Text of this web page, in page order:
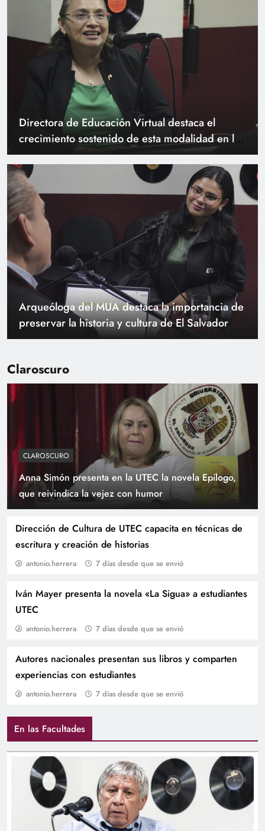
Claroscuro
CLAROSCURO
Anna Simón presenta en la UTEC la novela Epílogo,
que reivindica la vejez con humor
Dirección de Cultura de UTEC capacita en técnicas de
escritura y creación de historias
antonio.herrera 7 días desde que se envió
Iván Mayer presenta la novela «La Sigua» a estudiantes
UTEC
antonio.herrera 7 días desde que se envió
Autores nacionales presentan sus libros y comparten
experiencias con estudiantes
antonio.herrera 7 días desde que se envió
Directora de Educación Virtual destaca el
crecimiento sostenido de esta modalidad en la
UTEC
Arqueóloga del MUA destaca la importancia de
preservar la historia y cultura de El Salvador
Nuevas opciones académicas de la UTEC
buscan fortalecer competencias profesionales
UTEC fortalece la internacionalización
académica y beneficia a más de mil estudiantes
En las Facultades